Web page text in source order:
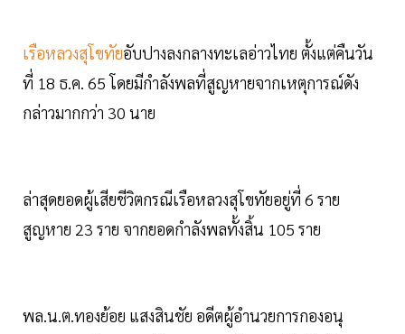
เรือหลวงสุโขทัยอับปางลงกลางทะเลอ่าวไทย ตั้งแต่คืนวัน
ที่ 18 ธ.ค. 65 โดยมีกำลังพลที่สูญหายจากเหตุการณ์ดัง
กล่าวมากกว่า 30 นาย
ล่าสุดยอดผู้เสียชีวิตกรณีเรือหลวงสุโขทัยอยู่ที่ 6 ราย
สูญหาย 23 ราย จากยอดกำลังพลทั้งสิ้น 105 ราย
พล.น.ต.ทองย้อย แสงสินชัย อดีตผู้อำนวยการกองอนุ